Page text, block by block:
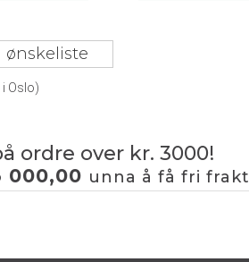
ønskeliste
i Oslo)
ordre over kr. 3000!
000,00 unna å få fri frakt